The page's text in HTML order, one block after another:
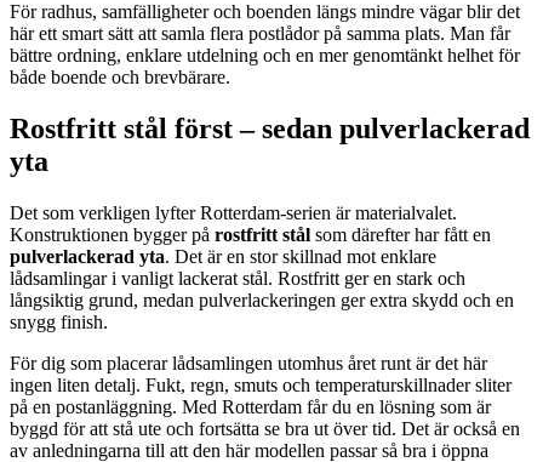
För radhus, samfälligheter och boenden längs mindre vägar blir det
här ett smart sätt att samla flera postlådor på samma plats. Man får
bättre ordning, enklare utdelning och en mer genomtänkt helhet för
både boende och brevbärare.
Rostfritt stål först – sedan pulverlackerad
yta
Det som verkligen lyfter Rotterdam-serien är materialvalet.
Konstruktionen bygger på rostfritt stål som därefter har fått en
pulverlackerad yta. Det är en stor skillnad mot enklare
lådsamlingar i vanligt lackerat stål. Rostfritt ger en stark och
långsiktig grund, medan pulverlackeringen ger extra skydd och en
snygg finish.
För dig som placerar lådsamlingen utomhus året runt är det här
ingen liten detalj. Fukt, regn, smuts och temperaturskillnader sliter
på en postanläggning. Med Rotterdam får du en lösning som är
byggd för att stå ute och fortsätta se bra ut över tid. Det är också en
av anledningarna till att den här modellen passar så bra i öppna